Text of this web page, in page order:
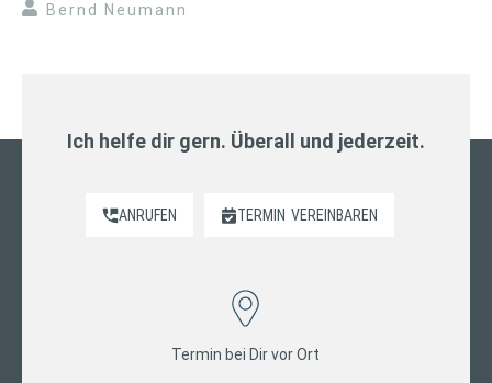
Bernd Neumann
Ich helfe dir gern. Überall und jederzeit.
ANRUFEN TERMIN VEREINBAREN
Termin bei Dir vor Ort